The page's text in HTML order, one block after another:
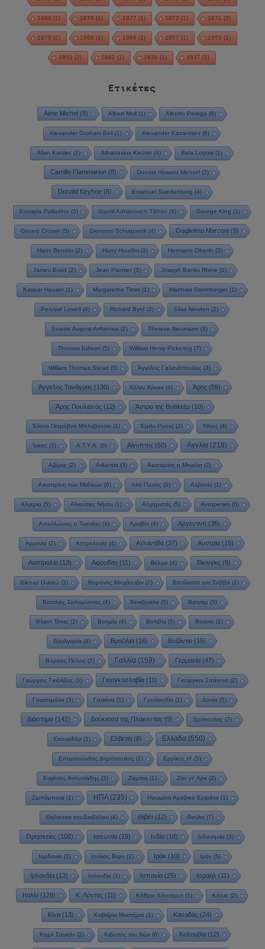
1880 (1) 1879 (1) 1877 (1) 1872 (1) 1871 (2)
1870 (2) 1868 (1) 1866 (1) 1857 (1) 1853 (1)
1851 (2) 1842 (1) 1839 (1) 1837 (1)
Ετικέτες
Aime Michel(8) Albert Moll(1) Alberto Perego (6)
Alexander Graham Bell (1) Alexander Kazantsev (6)
Allan Kardec (2) Athanasius Kircher (4) Bela Lugosi (1)
Camille Flammarion (8) Donald Howard Menzel (2)
Donald Keyhoe(8) Emanuel Swedenborg (4)
Eusapia Palladino (3) Gavriil Adrianovich Tikhov(4) George King (1)
Gerard Croiset(5) Giovanni Schiaparelli(4) Guglielmo Marconi(9)
Hans Bender(2) Harry Houdini(3) Hermann Oberth (3)
James Braid (2) Jean Plantier(3) Joseph Banks Rhine (1)
Kaspar Hauser(1) Margarethe Timm(1) Matthias Stormberger(1)
Percival Lowell (4) Richard Byrd (2) Silas Newton (2)
Svante August Arrhenius (2) Therese Neumann (3)
Thomas Edison (5) William Henry Pickering (7)
William Thomas Stead (5) Άγγελος Γαλανόπουλος (3)
Άγγελος Τανάγρας (130) Άλλεν Χάινεκ (4) Άρης (59)
Άρης Πουλιανός (12) Άστρο της Βηθλεέμ (10)
Έλενα Πετρόβνα Μπλαβάτσκι(1) Έμιλυ Ρόουζ(2) Ήλιος (4)
Ίνκας (3) Α.Τ.Υ.Α. (6) Αίγυπτος(50) Αγγλία(218)
Αζόρες (2) Αιθιοπία(3) Αικατερίνη η Μεγάλη (2)
Αικατερίνη των Μεδίκων(6) Αλή Πασάς (6) Αλβανία(1)
Αλγερία(5) Αλεούτιες Νήσοι(1) Αλχημιστές (5) Ανταρκτική (6)
Απολλώνιος ο Τυανέας (4) Αραβία (4) Αργεντινή (36)
Αρμενία (2) Αστρολογία (4) Ατλαντίδα (37) Αυστρία (15)
Αυστραλία (13) Αφροδίτη (11) Βέλγιο (4) Βίκινγκς (9)
Βίκτωρ Ουγκώ (3) Βαρόνος Μινχάουζεν (2) Βασίλισσα του Σαββά (2)
Βασιλιάς Σολομώντας (4) Βενεζουέλα(5) Βιετνάμ (5)
Βλαντ Τέπες (2) Βοημία (4) Βολιβία (5) Βοσνία (1)
Βουλγαρία (4) Βραζιλία (16) Βυζάντιο (15)
Βόρειος Πόλος (2) Γαλλία(159) Γερμανία(47)
Γεώργιος Γκιόλβας (1) Γιουγκοσλαβία(11) Γιούργκεν Σπάνουτ(2)
Γουατεμάλα (3) Γουιάνα (1) Γροιλανδία (1) Δανία (5)
Διάστημα (142) Δούκισσα της Πλακεντίας (9) Δράκουλας (2)
Εκουαδόρ (1) Ελβετία (8) Ελλάδα (550)
Επαμεινώνδας Δημόπουλος (1) Ερρίκος Η'(5)
Ευγένιος Αντωνιάδης (3) Ζάμπια (1) Ζαν ντ' Αρκ (2)
Ζιμπάμπουε(1) ΗΠΑ(235) Ηνωμένα Αραβικά Εμιράτα(1)
Θάλασσα του Διαβόλου(4) Θιβέτ(12) Θούλη (7)
Θρησκείες(106) Ιαπωνία(19) Ινδία(18) Ινδονησία(3)
Ιορδανία (3) Ιούλιος Βερν (1) Ιράκ (10) Ιράν (5)
Ιρλανδία(13) Ισλανδία(1) Ισπανία(25) Ισραήλ (11)
Ιταλία(128) Κ. Λόντος(11) Κάθριν Χάουαρντ(1) Κένυα(2)
Κίνα(13) Καβείρια Μυστήρια(1) Καναδάς(24)
Καρλ Σαγκάν (2) Κιβωτός του Νώε (6) Κολομβία (12)